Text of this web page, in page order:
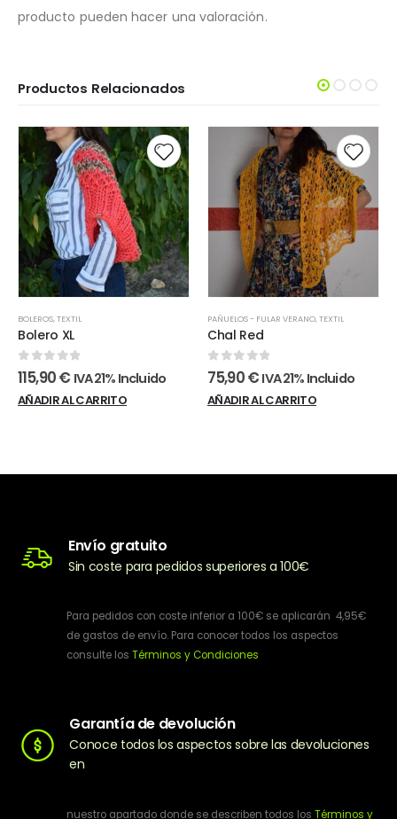
producto pueden hacer una valoración.
Productos Relacionados
BOLEROS,TEXTIL
Bolero XL
0out of 5
115,90€ IVA 21% Incluido
AÑADIR AL CARRITO
PAÑUELOS - FULAR VERANO,TEXTIL
Chal Red
0out of 5
75,90€ IVA 21% Incluido
AÑADIR AL CARRITO
Envío gratuito
Sin coste para pedidos superiores a 100€
Para pedidos con coste inferior a 100€ se aplicarán 4,95€
de gastos de envío. Para conocer todos los aspectos
consulte los Términos y Condiciones
Garantía de devolución
Conoce todos los aspectos sobre las devoluciones
en
nuestro apartado donde se describen todos los Términos y